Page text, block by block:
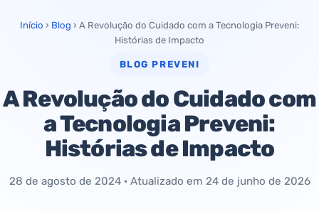
Início › Blog › A Revolução do Cuidado com a Tecnologia Preveni:
Histórias de Impacto
BLOG PREVENI
A Revolução do Cuidado com
a Tecnologia Preveni:
Histórias de Impacto
28 de agosto de 2024· Atualizado em 24 de junho de 2026